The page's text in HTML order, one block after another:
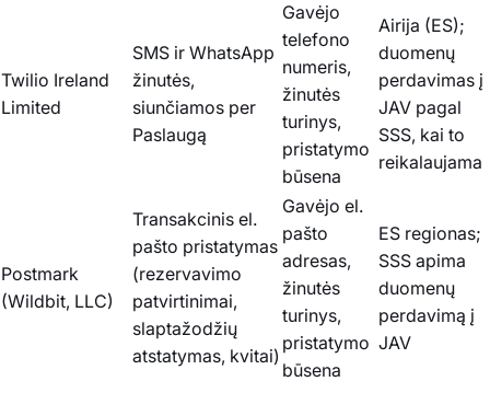
Twilio Ireland
Limited
SMS ir WhatsApp
žinutės,
siunčiamos per
Paslaugą
Gavėjo
telefono
numeris,
žinutės
turinys,
pristatymo
būsena
Airija (ES);
duomenų
perdavimas į
JAV pagal
SSS, kai to
reikalaujama
Postmark
(Wildbit, LLC)
Transakcinis el.
pašto pristatymas
(rezervavimo
patvirtinimai,
slaptažodžių
atstatymas, kvitai)
Gavėjo el.
pašto
adresas,
žinutės
turinys,
pristatymo
būsena
ES regionas;
SSS apima
duomenų
perdavimą į
JAV